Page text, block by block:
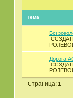
Тема
Дорога
Страница: 1